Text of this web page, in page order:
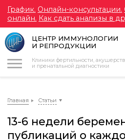
График. Онлайн-консультации.
онлайн. Как сдать анализы в
ЦЕНТР ИММУНОЛОГИИ
И РЕПРОДУКЦИИ
Клиники фертильности,
и пренатальной диагностики
Главная Статьи
13-6 недели
публикаций о